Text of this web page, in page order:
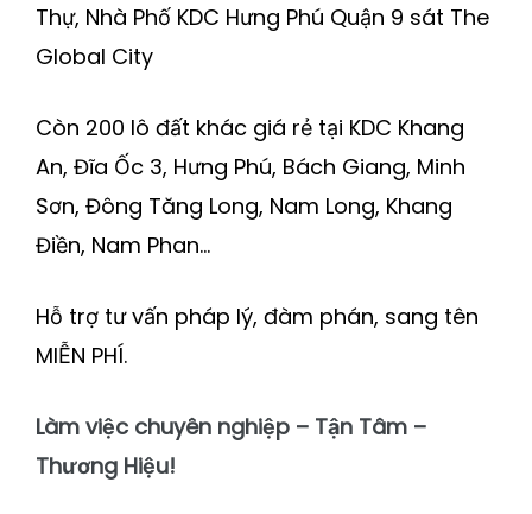
Thự, Nhà Phố KDC Hưng Phú Quận 9 sát The
Global City
Còn 200 lô đất khác giá rẻ tại KDC Khang
An, Đĩa Ốc 3, Hưng Phú, Bách Giang, Minh
Sơn, Đông Tăng Long, Nam Long, Khang
Điền, Nam Phan…
Hỗ trợ tư vấn pháp lý, đàm phán, sang tên
MIỄN PHÍ.
Làm việc chuyên nghiệp – Tận Tâm –
Thương Hiệu!